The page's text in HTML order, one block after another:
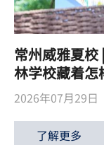
常州威雅夏
林学校藏着怎
2026年07月29日
了解更多